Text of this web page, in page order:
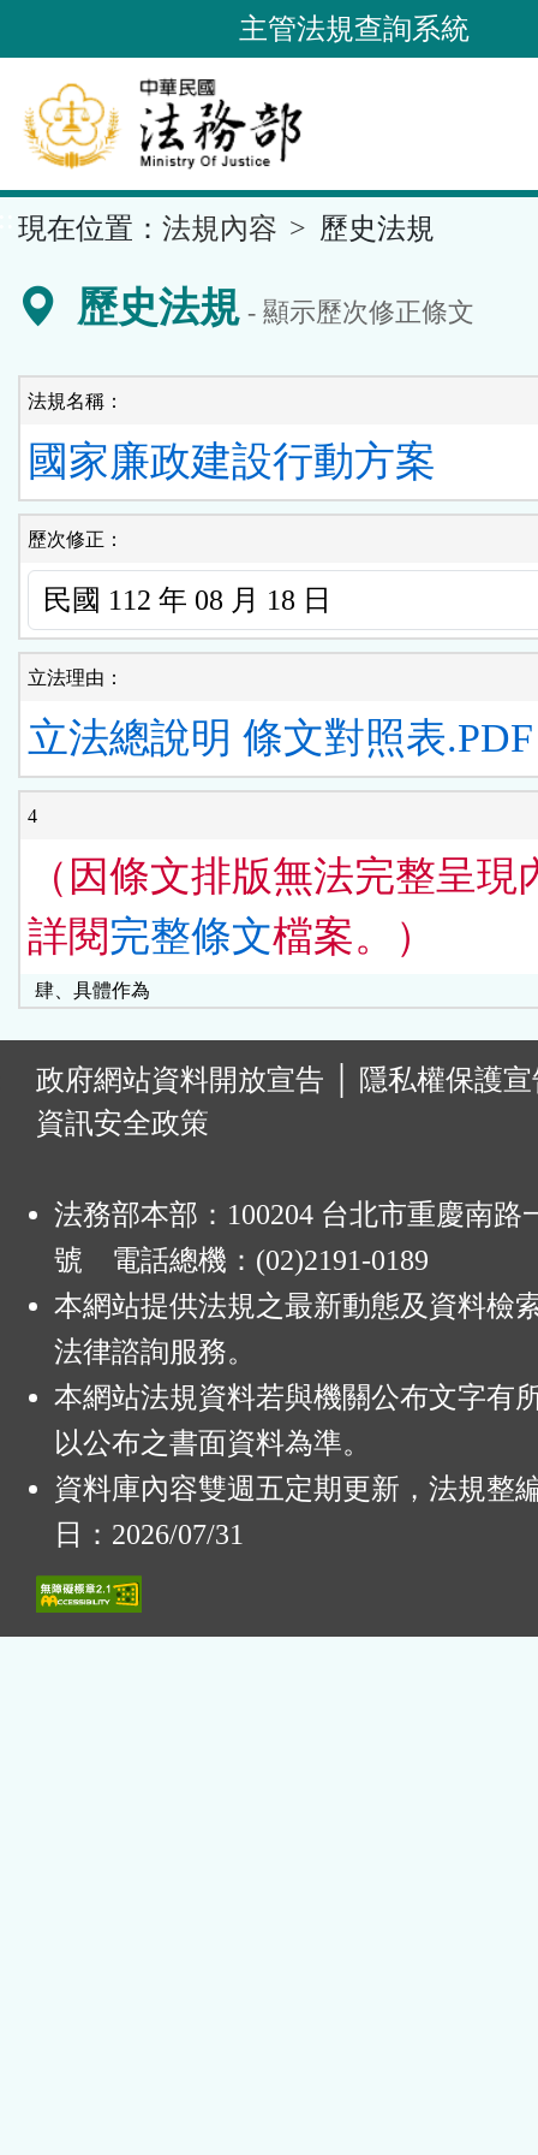
到
要
內
容
區
主管法規查詢系統
現在位置： 法規內容 歷史法規
歷史法規 - 顯示歷次修正條文
法規名稱：
國家廉政建設行動方案
歷次修正：
立法理由：
立法總說明 條文對照表.PDF
4
（因條文排版無法完整呈現
詳閱完整條文檔案。）
肆、具體作為
政府網站資料開放宣告
隱私權保護
資訊安全政策
法務部本部：100204 台北市重慶南路
號 電話總機：(02)2191-0189
本網站提供法規之最新動態及資料檢
法律諮詢服務。
本網站法規資料若與機關公布文字有
以公布之書面資料為準。
資料庫內容雙週五定期更新，法規整
日：2026/07/31